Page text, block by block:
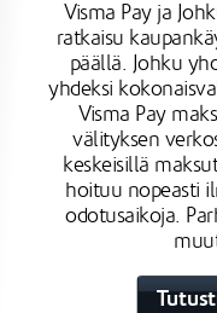
Visma Pay ja
ratkaisu
päällä. Johku
yhdeksi
Visma Pay
välityksen
keskeisillä
hoituu nopeasti
odotusaikoja.